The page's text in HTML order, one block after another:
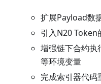
扩展Payload数
引入N20
增强链下合约执
等环境变量
完成索引器代码